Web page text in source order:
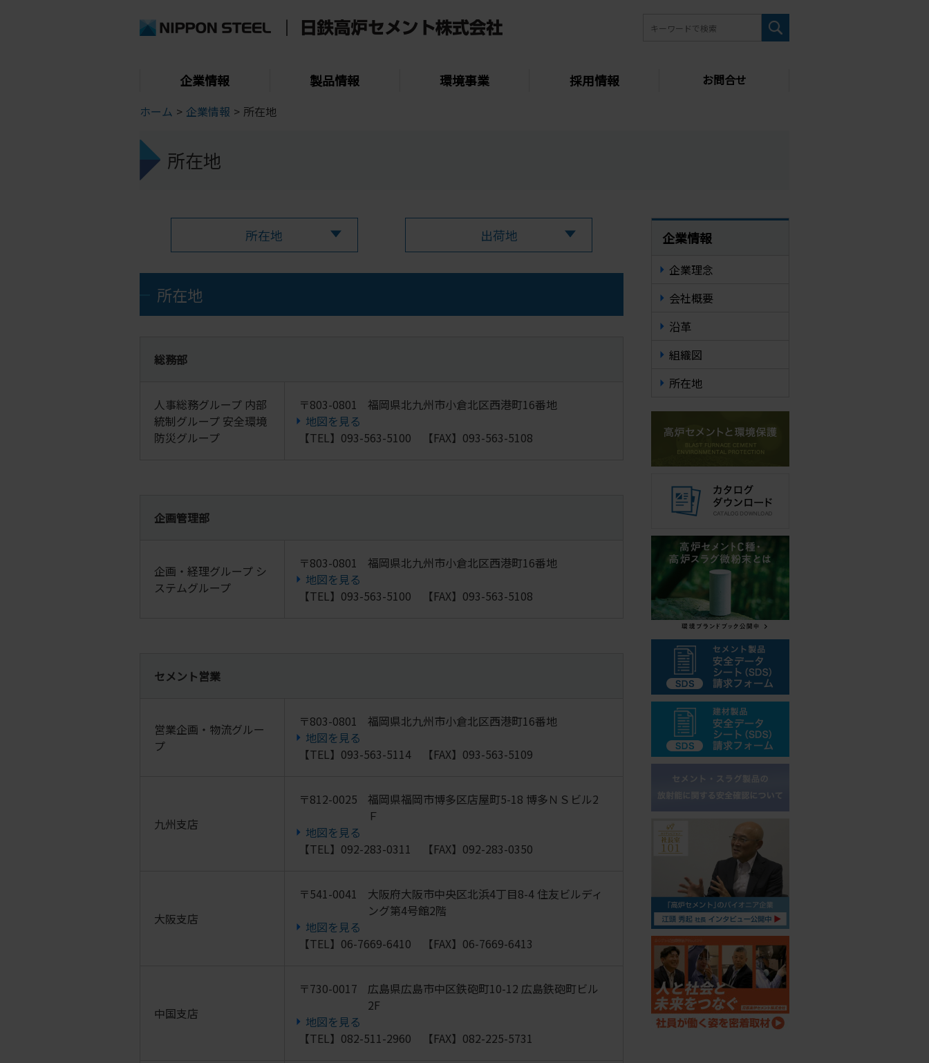
企業情報 製品情報 環境事業 採用情報
お問合せ
ホーム > 企業情報 > 所在地
所在地
所在地 出荷地
所在地
総務部
人事総務グループ 内部
統制グループ 安全環境
防災グループ
〒803-0801
福岡県北九州市小倉北区西港町16番地
地図を見る
【TEL】093-563-5100 【FAX】093-563-5108
企画管理部
企画・経理グループ シ
ステムグループ
〒803-0801
福岡県北九州市小倉北区西港町16番地
地図を見る
【TEL】093-563-5100 【FAX】093-563-5108
セメント営業
営業企画・物流グルー
プ
〒803-0801
福岡県北九州市小倉北区西港町16番地
地図を見る
【TEL】093-563-5114 【FAX】093-563-5109
九州支店
〒812-0025
福岡県福岡市博多区店屋町5-18 博多ＮＳビル2
Ｆ
地図を見る
【TEL】092-283-0311 【FAX】092-283-0350
大阪支店
〒541-0041
大阪府大阪市中央区北浜4丁目8-4 住友ビルディ
ング第4号館2階
地図を見る
【TEL】06-7669-6410 【FAX】06-7669-6413
中国支店
〒730-0017
広島県広島市中区鉄砲町10-12 広島鉄砲町ビル
2F
地図を見る
【TEL】082-511-2960 【FAX】082-225-5731
企業情報
企業理念
会社概要
沿革
組織図
所在地